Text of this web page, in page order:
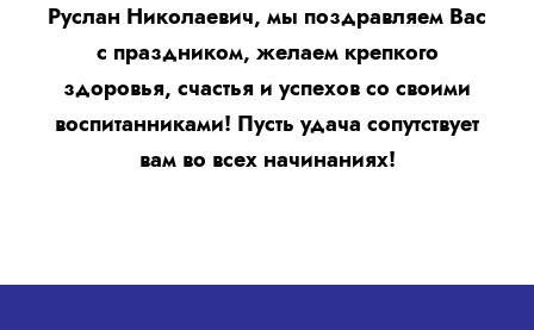
Руслан Николаевич, мы поздравляем Вас
с праздником, желаем крепкого
здоровья, счастья и успехов со своими
воспитанниками! Пусть удача сопутствует
вам во всех начинаниях!